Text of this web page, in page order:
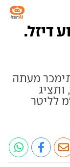
דיזל.
מעתה
1,600 סמ"ק, ותציג